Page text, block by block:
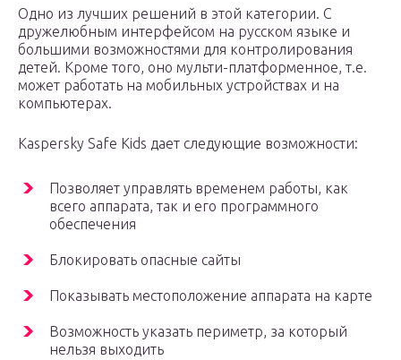
Одно из лучших решений в этой категории. С
дружелюбным интерфейсом на русском языке и
большими возможностями для контролирования
детей. Кроме того, оно мульти-платформенное, т.е.
может работать на мобильных устройствах и на
компьютерах.
Kaspersky Safe Kids дает следующие возможности:
Позволяет управлять временем работы, как
всего аппарата, так и его программного
обеспечения
Блокировать опасные сайты
Показывать местоположение аппарата на карте
Возможность указать периметр, за который
нельзя выходить